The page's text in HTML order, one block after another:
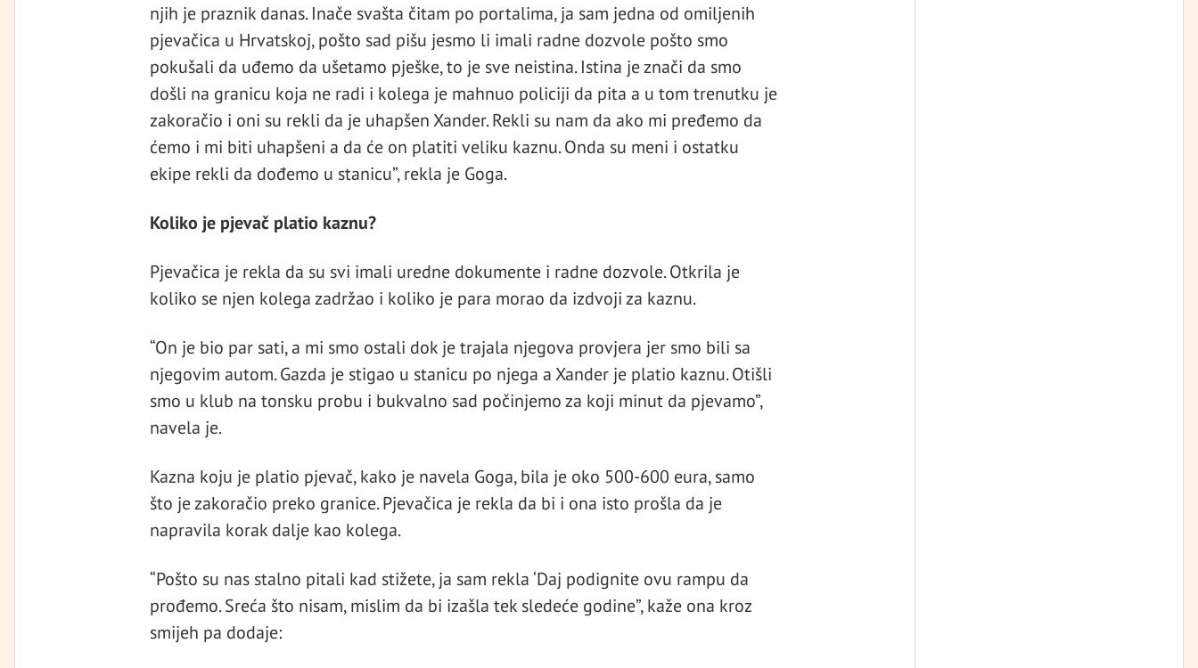
njih je praznik danas. Inače svašta čitam po portalima, ja sam jedna od omiljenih
pjevačica u Hrvatskoj, pošto sad pišu jesmo li imali radne dozvole pošto smo
pokušali da uđemo da ušetamo pješke, to je sve neistina. Istina je znači da smo
došli na granicu koja ne radi i kolega je mahnuo policiji da pita a u tom trenutku je
zakoračio i oni su rekli da je uhapšen Xander. Rekli su nam da ako mi pređemo da
ćemo i mi biti uhapšeni a da će on platiti veliku kaznu. Onda su meni i ostatku
ekipe rekli da dođemo u stanicu”, rekla je Goga.
Koliko je pjevač platio kaznu?
Pjevačica je rekla da su svi imali uredne dokumente i radne dozvole. Otkrila je
koliko se njen kolega zadržao i koliko je para morao da izdvoji za kaznu.
“On je bio par sati, a mi smo ostali dok je trajala njegova provjera jer smo bili sa
njegovim autom. Gazda je stigao u stanicu po njega a Xander je platio kaznu. Otišli
smo u klub na tonsku probu i bukvalno sad počinjemo za koji minut da pjevamo”,
navela je.
Kazna koju je platio pjevač, kako je navela Goga, bila je oko 500-600 eura, samo
što je zakoračio preko granice. Pjevačica je rekla da bi i ona isto prošla da je
napravila korak dalje kao kolega.
“Pošto su nas stalno pitali kad stižete, ja sam rekla ‘Daj podignite ovu rampu da
prođemo. Sreća što nisam, mislim da bi izašla tek sledeće godine”, kaže ona kroz
smijeh pa dodaje: